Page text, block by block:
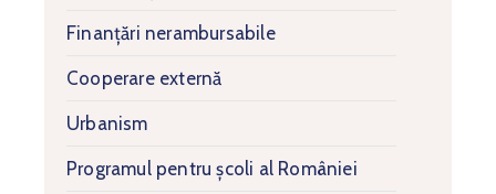
Finanțări nerambursabile
Cooperare externă
Urbanism
Programul pentru școli al României